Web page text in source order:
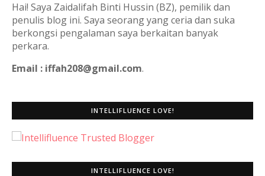
Hai! Saya Zaidalifah Binti Hussin (BZ), pemilik dan
penulis blog ini. Saya seorang yang ceria dan suka
berkongsi pengalaman saya berkaitan banyak
perkara.
Email : iffah208@gmail.com.
INTELLIFLUENCE LOVE!
INTELLIFLUENCE LOVE!